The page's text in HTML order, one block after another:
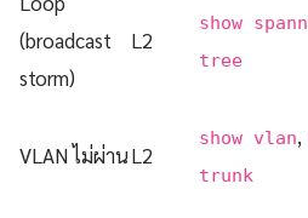
(broadcast
storm)
L2
show
tree
VLAN ไม่ผ่านL2
show vlan,
trunk